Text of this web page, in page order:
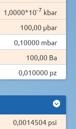
1,0000*10-7 kbar
100,00 µbar
0,10000 mbar
100,00 Ba
0,010000 pz
0,0014504 psi